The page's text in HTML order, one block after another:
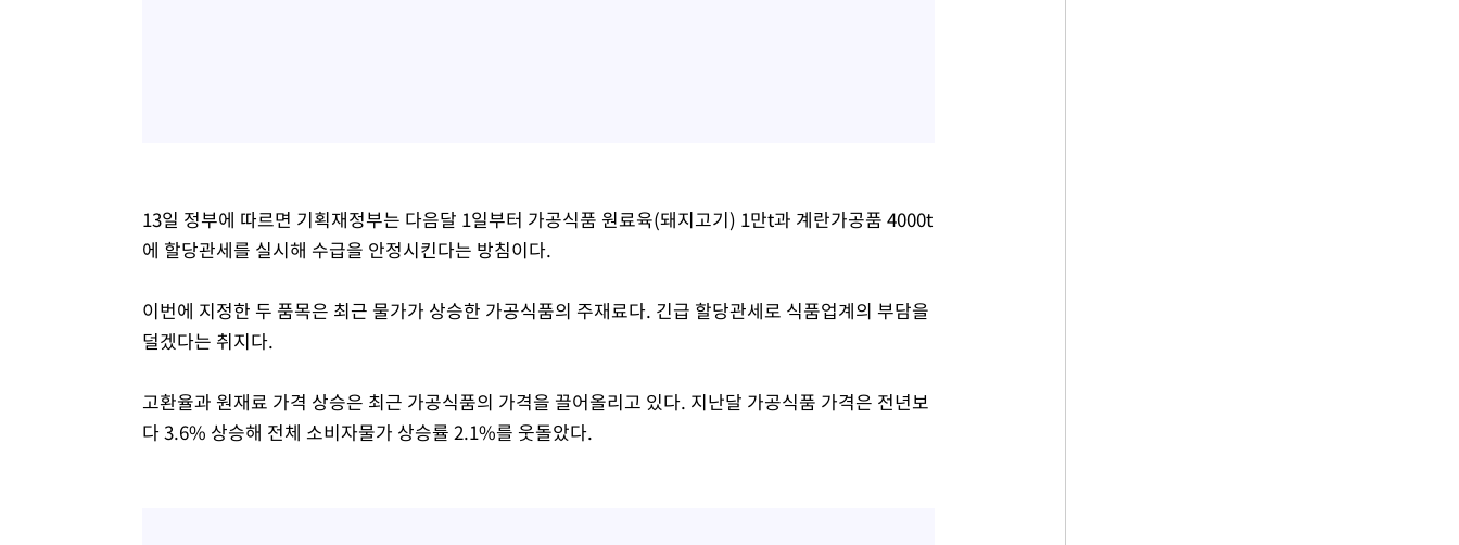
13일 정부에 따르면 기획재정부는 다음달 1일부터 가공식품 원료육(돼지고기) 1만t과 계란가공품 4000t
에 할당관세를 실시해 수급을 안정시킨다는 방침이다.
이번에 지정한 두 품목은 최근 물가가 상승한 가공식품의 주재료다. 긴급 할당관세로 식품업계의 부담을
덜겠다는 취지다.
고환율과 원재료 가격 상승은 최근 가공식품의 가격을 끌어올리고 있다. 지난달 가공식품 가격은 전년보
다 3.6% 상승해 전체 소비자물가 상승률 2.1%를 웃돌았다.